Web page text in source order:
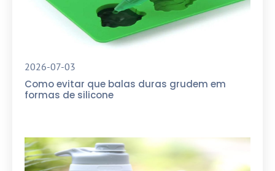
2026-07-03
Como evitar que balas duras grudem em
formas de silicone